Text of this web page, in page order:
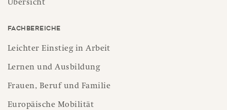
Übersicht
Fachbereiche
Leichter Einstieg in Arbeit
Lernen und Ausbildung
Frauen, Beruf und Familie
Europäische Mobilität